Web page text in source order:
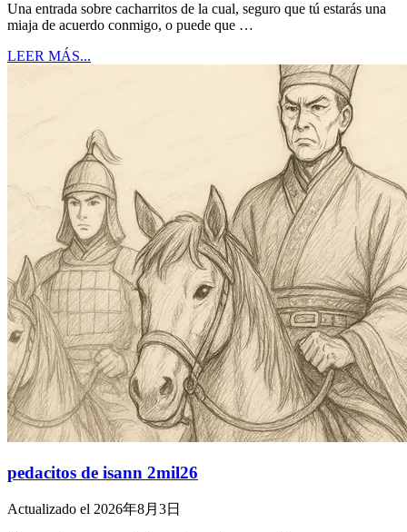
Una entrada sobre cacharritos de la cual, seguro que tú estarás una
miaja de acuerdo conmigo, o puede que …
LEER MÁS...
pedacitos de isann 2mil26
Actualizado el 2026年8月3日